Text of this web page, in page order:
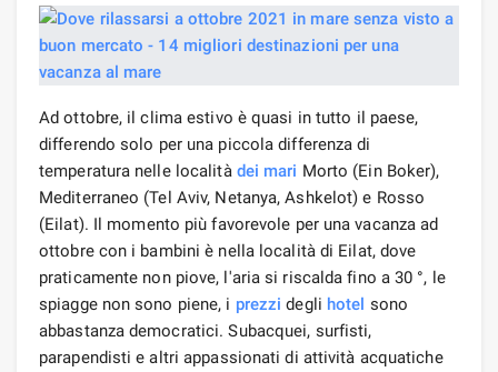
Ad ottobre, il clima estivo è quasi in tutto il paese,
differendo solo per una piccola differenza di
temperatura nelle località dei mari Morto (Ein Boker),
Mediterraneo (Tel Aviv, Netanya, Ashkelot) e Rosso
(Eilat). Il momento più favorevole per una vacanza ad
ottobre con i bambini è nella località di Eilat, dove
praticamente non piove, l'aria si riscalda fino a 30 °, le
spiagge non sono piene, i prezzi degli hotel sono
abbastanza democratici. Subacquei, surfisti,
parapendisti e altri appassionati di attività acquatiche